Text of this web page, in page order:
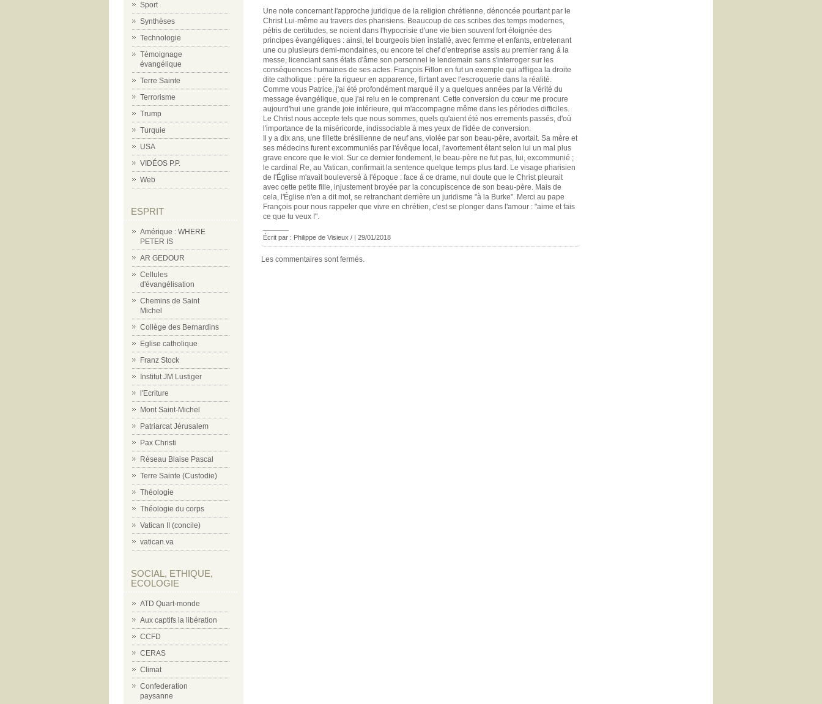
Sport
Synthèses
Technologie
Témoignage
évangélique
Terre Sainte
Terrorisme
Trump
Turquie
USA
VIDÉOS P.P.
Web
ESPRIT
Amérique : WHERE
PETER IS
AR GEDOUR
Cellules
d'évangélisation
Chemins de Saint
Michel
Collège des Bernardins
Eglise catholique
Franz Stock
Institut JM Lustiger
l'Ecriture
Mont Saint-Michel
Patriarcat Jérusalem
Pax Christi
Réseau Blaise Pascal
Terre Sainte (Custodie)
Théologie
Théologie du corps
Vatican II (concile)
vatican.va
SOCIAL, ETHIQUE,
ECOLOGIE
ATD Quart-monde
Aux captifs la libération
CCFD
CERAS
Climat
Confederation
paysanne
Une note concernant l'approche juridique de la religion chrétienne, dénoncée pourtant par le
Christ Lui-même au travers des pharisiens. Beaucoup de ces scribes des temps modernes,
pétris de certitudes, se noient dans l'hypocrisie d'une vie bien souvent fort éloignée des
principes évangéliques : ainsi, tel bourgeois bien installé, avec femme et enfants, entretenant
une ou plusieurs demi-mondaines, ou encore tel chef d'entreprise assis au premier rang à la
messe, licenciant sans états d'âme son personnel le lendemain sans s'interroger sur les
conséquences humaines de ses actes. François Fillon en fut un exemple qui affligea la droite
dite catholique : père la rigueur en apparence, flirtant avec l'escroquerie dans la réalité.
Comme vous Patrice, j'ai été profondément marqué il y a quelques années par la Vérité du
message évangélique, que j'ai relu en le comprenant. Cette conversion du cœur me procure
aujourd'hui une grande joie intérieure, qui m'accompagne même dans les périodes difficiles.
Le Christ nous accepte tels que nous sommes, quels qu'aient été nos errements passés, d'où
l'importance de la miséricorde, indissociable à mes yeux de l'idée de conversion.
Il y a dix ans, une fillette brésilienne de neuf ans, violée par son beau-père, avortait. Sa mère et
ses médecins furent excommuniés par l'évêque local, l'avortement étant selon lui un mal plus
grave encore que le viol. Sur ce dernier fondement, le beau-père ne fut pas, lui, excommunié ;
le cardinal Re, au Vatican, confirmait la sentence quelque temps plus tard. Le visage pharisien
de l'Église m'avait bouleversé à l'époque : face à ce drame, nul doute que le Christ pleurait
avec cette petite fille, injustement broyée par la concupiscence de son beau-père. Mais de
cela, l'Église n'en a dit mot, se retranchant derrière un juridisme "à la Burke". Merci au pape
François pour nous rappeler que vivre en chrétien, c'est se plonger dans l'amour : "aime et fais
ce que tu veux !".
Écrit par : Philippe de Visieux / | 29/01/2018
Les commentaires sont fermés.